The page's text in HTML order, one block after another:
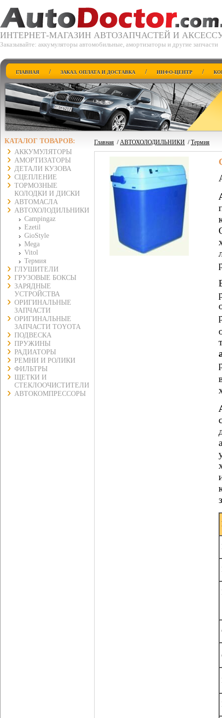
ИНТЕРНЕТ-МАГАЗИН АВТОЗАПЧАСТЕЙ И
Заказывайте: аккумуляторы автомобильные, амортизаторы и другие запчасти
ГЛАВНАЯ / ЗАКАЗ, ОПЛАТА И ДОСТАВКА / ИНФО-ЦЕНТР /
КАТАЛОГ ТОВАРОВ:
АККУМУЛЯТОРЫ
АМОРТИЗАТОРЫ
ДЕТАЛИ КУЗОВА
СЦЕПЛЕНИЕ
ТОРМОЗНЫЕ
КОЛОДКИ И ДИСКИ
АВТОМАСЛА
АВТОХОЛОДИЛЬНИКИ
Campingaz
Ezetil
GioStyle
Mega
Vitol
Термия
ГЛУШИТЕЛИ
ГРУЗОВЫЕ БОКСЫ
ЗАРЯДНЫЕ
УСТРОЙСТВА
ОРИГИНАЛЬНЫЕ
ЗАПЧАСТИ
ОРИГИНАЛЬНЫЕ
ЗАПЧАСТИ TOYOTA
ПОДВЕСКА
ПРУЖИНЫ
РАДИАТОРЫ
РЕМНИ И РОЛИКИ
ФИЛЬТРЫ
ЩЕТКИ И
СТЕКЛООЧИСТИТЕЛИ
АВТОКОМПРЕССОРЫ
Главная /АВТОХОЛОДИЛЬНИКИ /Термия